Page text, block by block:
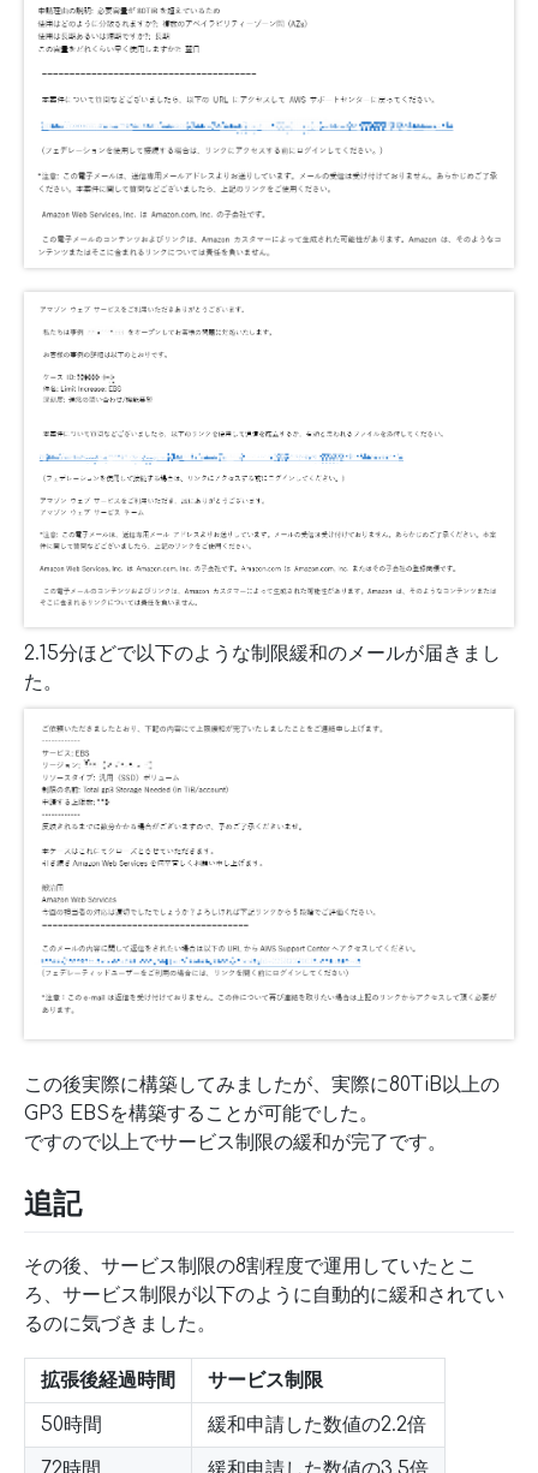
2.15分ほどで以下のような制限緩和のメールが届きまし
た。
この後実際に構築してみましたが、実際に80TiB以上の
GP3 EBSを構築することが可能でした。
ですので以上でサービス制限の緩和が完了です。
追記
その後、サービス制限の8割程度で運用していたとこ
ろ、サービス制限が以下のように自動的に緩和されてい
るのに気づきました。
拡張後経過時間 サービス制限
50時間 緩和申請した数値の2.2倍